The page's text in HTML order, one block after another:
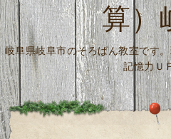
算）
岐阜県岐阜市のそろばん教室です
記憶力ＵＰ